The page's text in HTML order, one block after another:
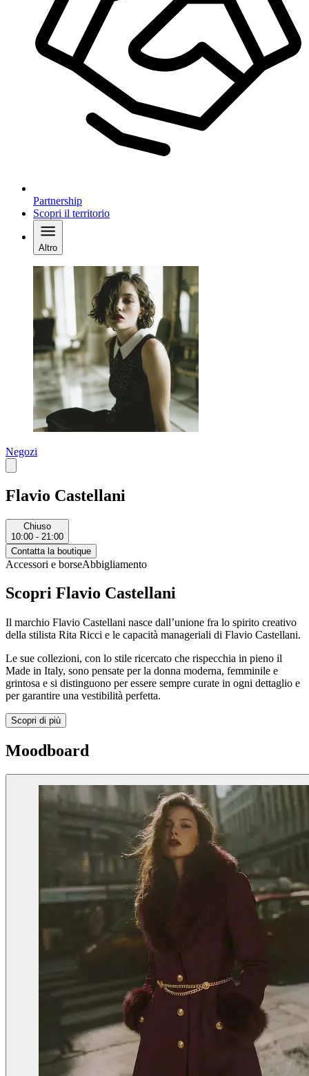
Partnership
Scopri il territorio
Altro
Negozi
Flavio Castellani
Chiuso
10:00 - 21:00
Contatta la boutique
Accessori e borseAbbigliamento
Scopri Flavio Castellani
Il marchio Flavio Castellani nasce dall’unione fra lo spirito creativo
della stilista Rita Ricci e le capacità manageriali di Flavio Castellani.
Le sue collezioni, con lo stile ricercato che rispecchia in pieno il
Made in Italy, sono pensate per la donna moderna, femminile e
grintosa e si distinguono per essere sempre curate in ogni dettaglio e
per garantire una vestibilità perfetta.
Scopri di più
Moodboard